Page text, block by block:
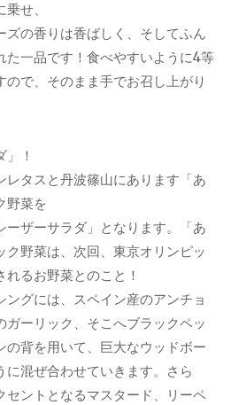
せ、
ズの香りは香ばしく、そしてふん
た一品です！食べやすいように4等
で、そのまま手でお召し上がり
！
レタスと丹波篠山にあります「あ
野菜を
ーザーサラダ」となります。「あ
ク野菜は、次回、東京オリンピッ
るお野菜とのこと！
グには、スペイン産のアンチョ
ガーリック、そこへブラックペッ
の背を用いて、巨大なウッドボー
に混ぜ合わせていきます。さら
セントとなるマスタード、リーペ